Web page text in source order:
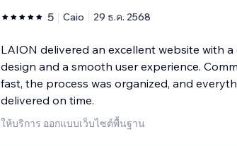
5 Caio 29 ธ.ค. 2568
LAION delivered an excellent website with a
design and a smooth user experience.
fast, the process was organized, and
delivered on time.
ให้บริการ ออกแบบเว็บไซต์พื้นฐาน